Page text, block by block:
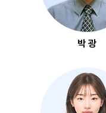
박 광